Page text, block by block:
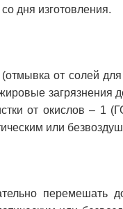
дня изготовления.
от солей
загрязнения
от окислов – 1
или
перемешать